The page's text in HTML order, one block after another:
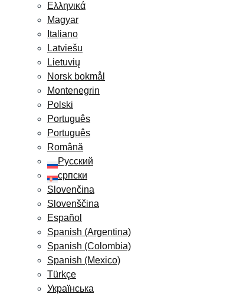
Ελληνικά
Magyar
Italiano
Latviešu
Lietuvių
Norsk bokmål
Montenegrin
Polski
Português
Português
Română
Русский
српски
Slovenčina
Slovenščina
Español
Spanish (Argentina)
Spanish (Colombia)
Spanish (Mexico)
Türkçe
Українська